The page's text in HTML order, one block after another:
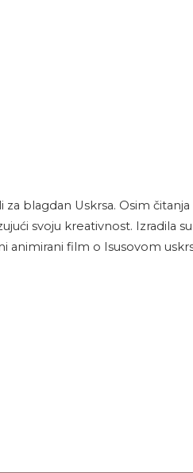
blagdan Uskrsa. Osim
svoju kreativnost. Izradila
film o Isusovom